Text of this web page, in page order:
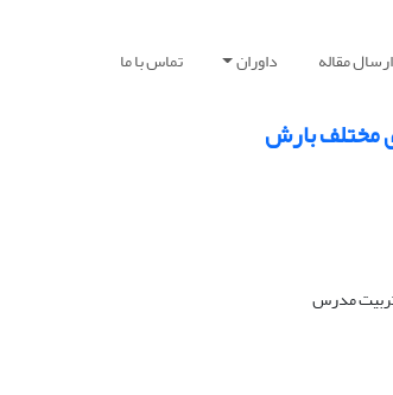
ارسال مقاله داوران تماس با ما
مختلف بارش
مدرس